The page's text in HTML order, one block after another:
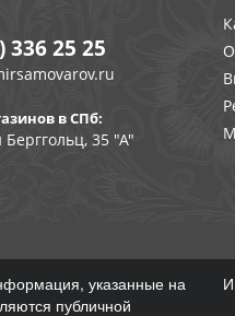
336 25 25
в СПб:
Берггольц, 35 "А"
указанные на
публичной